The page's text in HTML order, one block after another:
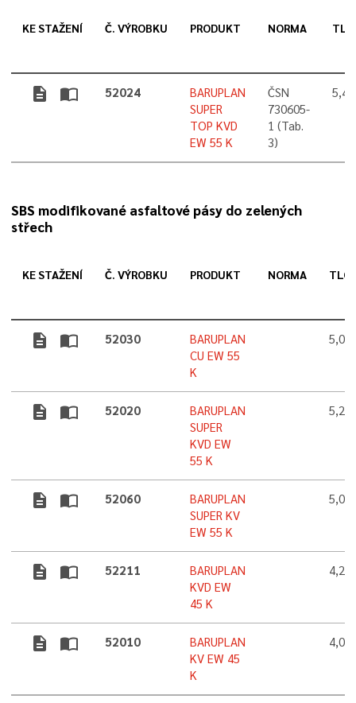
KE STAŽENÍ Č. VÝROBKU PRODUKT NORMA
description import_contacts 52024
BARUPLAN
SUPER
TOP KVD
EW 55 K
ČSN
730605-
1 (Tab.
3)
5,4
SBS modifikované asfaltové pásy do zelených
střech
KE STAŽENÍ Č. VÝROBKU PRODUKT NORMA
description import_contacts 52030
BARUPLAN
CU EW 55
K
5,0
description import_contacts 52020
BARUPLAN
SUPER
KVD EW
55 K
5,2
description import_contacts 52060
BARUPLAN
SUPER KV
EW 55 K
5,0
description import_contacts 52211
BARUPLAN
KVD EW
45 K
4,2
description import_contacts 52010
BARUPLAN
KV EW 45
K
4,0